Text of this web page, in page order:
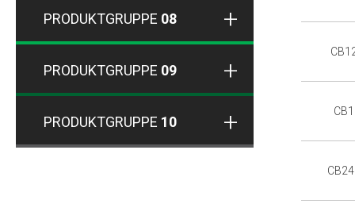
PRODUKTGRUPPE 08
PRODUKTGRUPPE 09
PRODUKTGRUPPE 10